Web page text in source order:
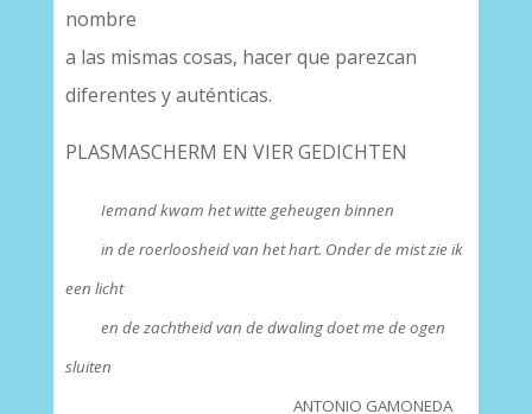
nombre
a las mismas cosas, hacer que parezcan
diferentes y auténticas.
PLASMASCHERM EN VIER GEDICHTEN
Iemand kwam het witte geheugen binnen
in de roerloosheid van het hart. Onder de mist zie ik
een licht
en de zachtheid van de dwaling doet me de ogen
sluiten
ANTONIO GAMONEDA